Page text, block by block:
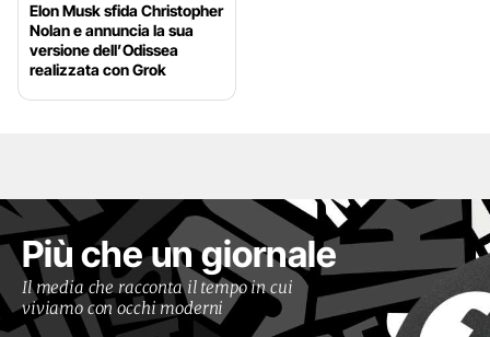
Elon Musk sfida Christopher
Nolan e annuncia la sua
versione dell’Odissea
realizzata con Grok
Più che un giornale
Il media che racconta il tempo in cui
viviamo con occhi moderni